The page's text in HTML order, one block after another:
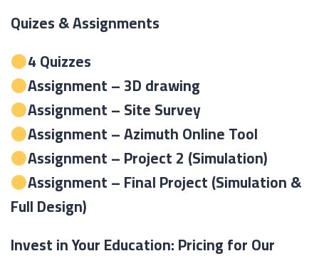
Quizes & Assignments
4 Quizzes
Assignment – 3D drawing
Assignment – Site Survey
Assignment – Azimuth Online Tool
Assignment – Project 2 (Simulation)
Assignment – Final Project (Simulation &
Full Design)
Invest in Your Education: Pricing for Our